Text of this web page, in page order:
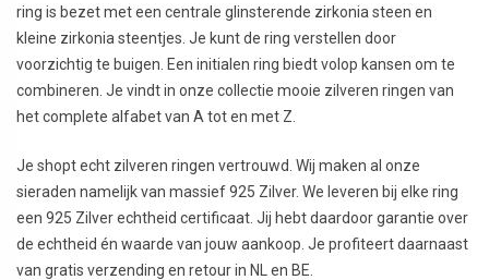
ring is bezet met een centrale glinsterende zirkonia steen en
kleine zirkonia steentjes. Je kunt de ring verstellen door
voorzichtig te buigen. Een initialen ring biedt volop kansen om te
combineren. Je vindt in onze collectie mooie zilveren ringen van
het complete alfabet van A tot en met Z.
Je shopt echt zilveren ringen vertrouwd. Wij maken al onze
sieraden namelijk van massief 925 Zilver. We leveren bij elke ring
een 925 Zilver echtheid certificaat. Jij hebt daardoor garantie over
de echtheid én waarde van jouw aankoop. Je profiteert daarnaast
van gratis verzending en retour in NL en BE.